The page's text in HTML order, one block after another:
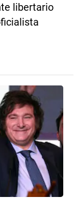
libertario